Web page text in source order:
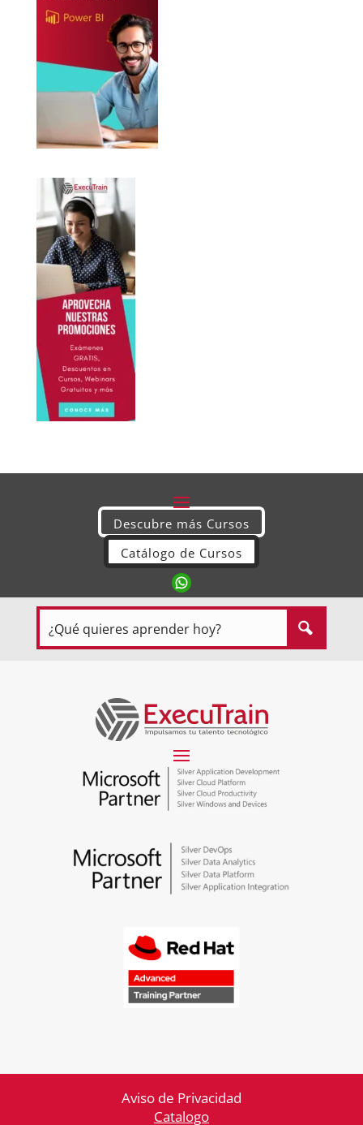
Descubre más Cursos
Catálogo de Cursos
Aviso de Privacidad
Catalogo